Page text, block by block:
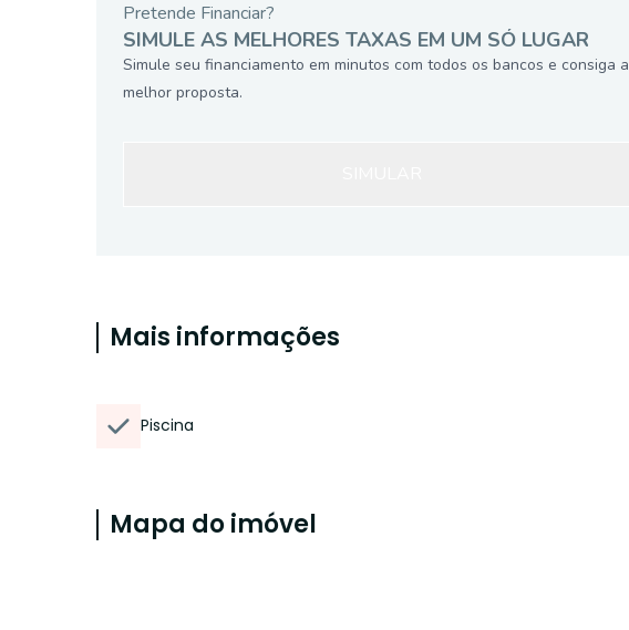
Pretende Financiar?
SIMULE AS MELHORES TAXAS EM UM SÓ LUGAR
Simule seu financiamento em minutos com todos os bancos e consiga a
melhor proposta.
Mais informações
Piscina
Mapa do imóvel